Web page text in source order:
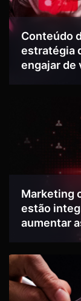
Conteúdo
estratégia
engajar de
Marketing
estão
aumentar